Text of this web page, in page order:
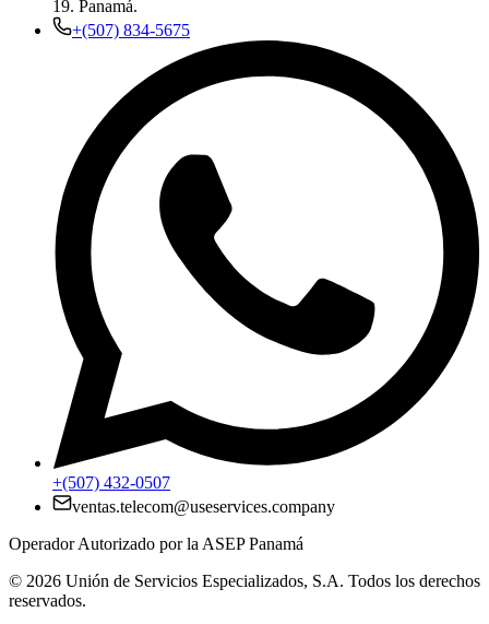
19. Panamá.
+(507) 834-5675
+(507) 432-0507
ventas.telecom@useservices.company
Operador Autorizado por la ASEP Panamá
© 2026 Unión de Servicios Especializados, S.A. Todos los derechos
reservados.